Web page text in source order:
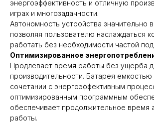
энергоэффективность и отличную
играх и многозадачности.
Автономность устройства значительно
позволяя пользователю наслаждаться
работать без необходимости частой
Оптимизированное
Продлевает время работы без ущерба
производительности. Батарея
сочетании с энергоэффективным
оптимизированным программным
обеспечивает продолжительное время
работы.